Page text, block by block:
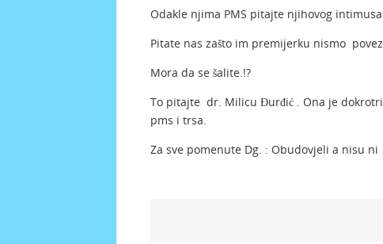
Odakle njima PMS pitajte njihovog
Pitate nas zašto im premijerku nismo
Mora da se šalite.!?
To pitajte dr. Milicu Đurđić . Ona je
pms i trsa.
Za sve pomenute Dg. : Obudovjeli a nisu